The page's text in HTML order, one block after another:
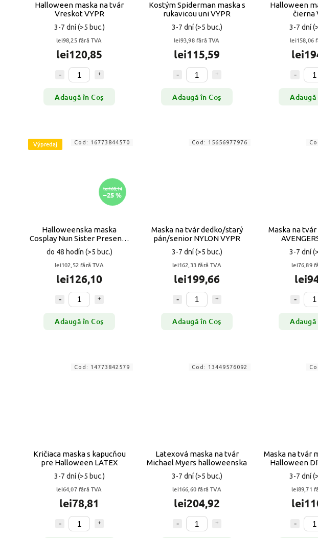
Halloween maska na tvár
Vreskot VYPR
3-7 dní(>5 buc.)
lei98,25 fără TVA
lei120,85
Adaugă în Coş
Kostým Spiderman maska s
rukavicou uni VYPR
3-7 dní(>5 buc.)
lei93,98 fără TVA
lei115,59
Adaugă în Coş
Halloween
čierna
3-7 dní
lei158,06
Adaugă
Výpredaj
lei168,14
–25 %
Halloweenska maska
Cosplay Nun Sister Presenta
VYPR
do 48 hodín (>5 buc.)
lei102,52 fără TVA
lei126,10
Adaugă în Coş
Cod: 16773844570
Maska na tvár dedko/starý
pán/senior NYLON VYPR
3-7 dní(>5 buc.)
lei162,33 fără TVA
lei199,66
Adaugă în Coş
Cod: 15656977976
Maska na tvár
3-7 dní
lei76,89
Adaugă
Kričiaca maska s kapucňou
pre Halloween LATEX
3-7 dní(>5 buc.)
lei64,07 fără TVA
lei78,81
Cod: 14773842579
Latexová maska ​​na tvár
Michael Myers halloweenska
3-7 dní(>5 buc.)
lei166,60 fără TVA
lei204,92
Cod: 13449576092
Maska na tvár
Halloween
3-7 dní
lei89,71